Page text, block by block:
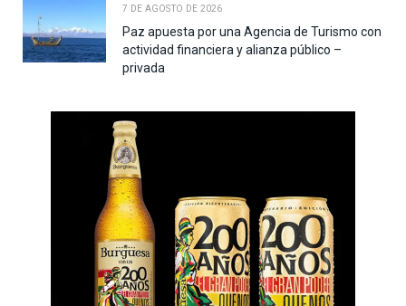
7 DE AGOSTO DE 2026
Paz apuesta por una Agencia de Turismo con
actividad financiera y alianza público –
privada